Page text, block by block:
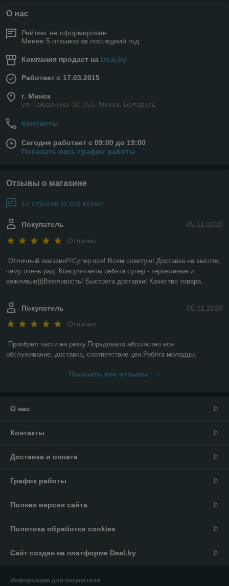
О нас
Рейтинг не сформирован
Менее 5 отзывов за последний год
Компания продает на Deal.by
Работает с 17.03.2015
г. Минск
ул. Гамарника 30-353, Минск, Беларусь
Контакты
Сегодня работает с 09:00 до 19:00
Показать весь график работы
Отзывы о магазине
18 отзывов за всё время
05.11.2020
Покупатель
Отлично
Отличный магазин!!!Супер все! Всем советую! Доставка на высоте,
чему очень рад. Консультанты ребята супер - терпеливые и
вежливые)))Вежливость! Быстрота доставки! Качество товара.
05.11.2020
Покупатель
Отлично
Приобрел части на резку.Порадовало абсолютно все:
обслуживание, доставка, соответствие цен.Ребята молодцы.
Показать все отзывы
О нас
Контакты
Доставка и оплата
График работы
Полная версия сайта
Политика обработки cookies
Сайт создан на платформе Deal.by
Информация для покупателя